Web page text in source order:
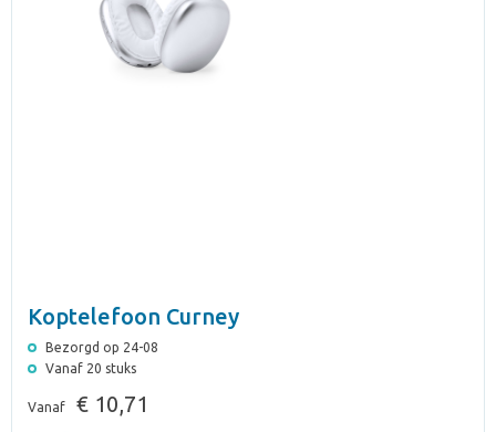
Koptelefoon Curney
Bezorgd op 24-08
Vanaf 20 stuks
Vanaf € 10,71